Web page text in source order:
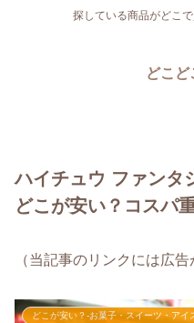
探している商品がどこ
どこど
ハイチュウ ファンタ
どこが安い？コスパ
（当記事のリンクには広告
どこが安い？-お菓子・スイーツ・アイ